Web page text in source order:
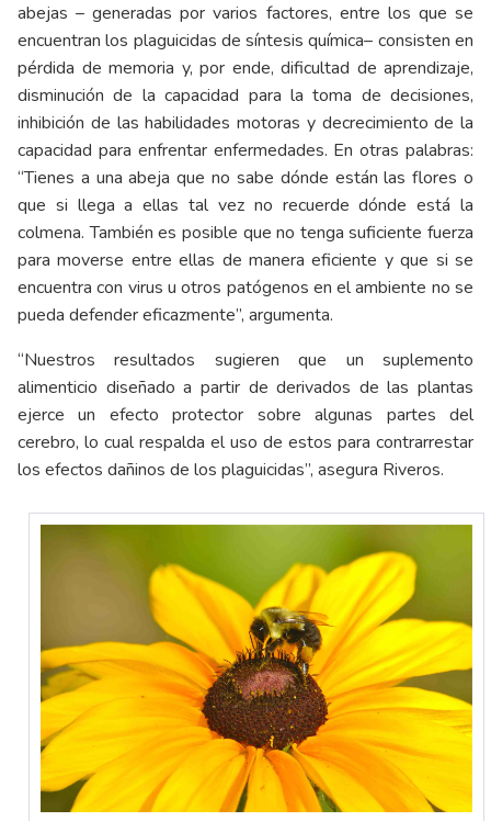
abejas – generadas por varios factores, entre los que se
encuentran los plaguicidas de síntesis química– consisten en
pérdida de memoria y, por ende, dificultad de aprendizaje,
disminución de la capacidad para la toma de decisiones,
inhibición de las habilidades motoras y decrecimiento de la
capacidad para enfrentar enfermedades. En otras palabras:
“Tienes a una abeja que no sabe dónde están las flores o
que si llega a ellas tal vez no recuerde dónde está la
colmena. También es posible que no tenga suficiente fuerza
para moverse entre ellas de manera eficiente y que si se
encuentra con virus u otros patógenos en el ambiente no se
pueda defender eficazmente”, argumenta.
“Nuestros resultados sugieren que un suplemento
alimenticio diseñado a partir de derivados de las plantas
ejerce un efecto protector sobre algunas partes del
cerebro, lo cual respalda el uso de estos para contrarrestar
los efectos dañinos de los plaguicidas”, asegura Riveros.